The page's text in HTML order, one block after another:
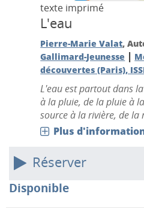
texte imprimé
L'eau
Pierre-Marie Valat,
Gallimard-Jeunesse |
découvertes (Paris),
L'eau est partout dans
à la pluie, de la pluie à
source à la rivière, de la
Plus
Réserver
Disponible